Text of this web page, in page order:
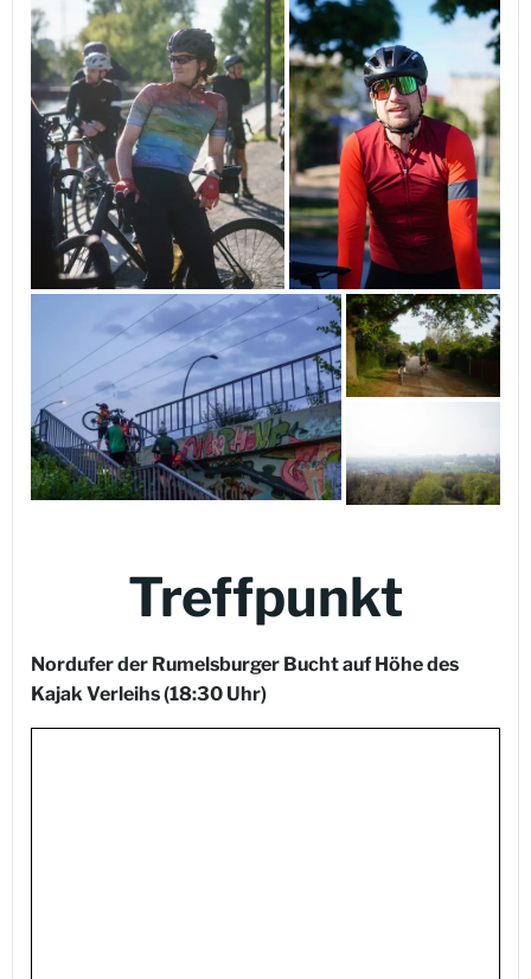
Treffpunkt
Nordufer der Rumelsburger Bucht auf Höhe des
Kajak Verleihs(18:30 Uhr)